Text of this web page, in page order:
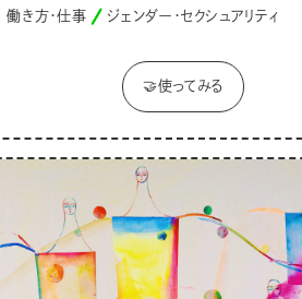
働き方・仕事
ジェンダー・セクシュアリティ
🤝使ってみる